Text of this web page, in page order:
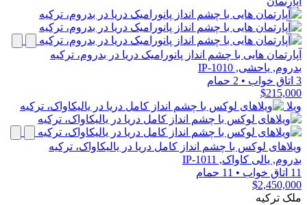
آپارتمان هایی با چشم انداز پانورامیک دریا در بدروم، ترکیه
بدروم, یاحشی, IP-1010
3 اتاق خواب
• 2 حمام
$215,000
ویلا
ویلاهای لوکس با چشم انداز کامل دریا در یالیکاواک، ترکیه
بدروم, یالی کاواک, IP-1011
11 اتاق خواب
• 11 حمام
$2,450,000
ملک ترکیه